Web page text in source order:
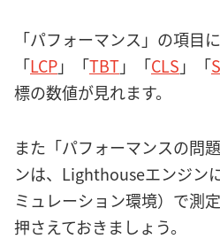
「パフォーマンス」の項目
「LCP」「TBT」「CLS 」「
標の数値が見れます。
また「パフォーマンスの問
ンは、Lighthouseエンジン
ミュレーション環境）で測
押さえておきましょう。